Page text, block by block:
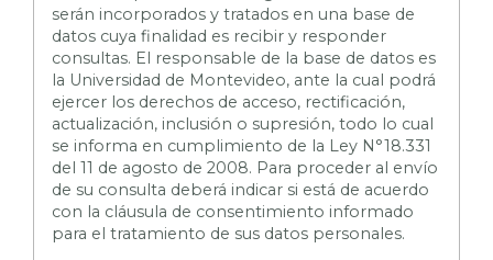
serán incorporados y tratados en una base de
datos cuya finalidad es recibir y responder
consultas. El responsable de la base de datos es
la Universidad de Montevideo, ante la cual podrá
ejercer los derechos de acceso, rectificación,
actualización, inclusión o supresión, todo lo cual
se informa en cumplimiento de la Ley N°18.331
del 11 de agosto de 2008. Para proceder al envío
de su consulta deberá indicar si está de acuerdo
con la cláusula de consentimiento informado
para el tratamiento de sus datos personales.